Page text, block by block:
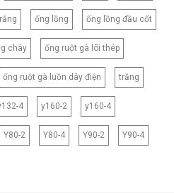
ống lồng ống lồng đầu cốt
cháy ống ruột gà lõi thép
ống ruột gà luồn dây điện trắng
4 y160-2 y160-4
Y80-2 Y80-4 Y90-2 Y90-4